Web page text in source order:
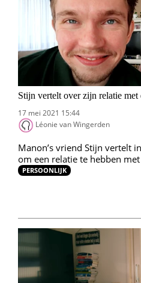
Stijn vertelt over zijn relatie
17 mei 2021 15:44
Léonie van Wingerden
Manon’s vriend Stijn vertelt
om een relatie te hebben
PERSOONLIJK